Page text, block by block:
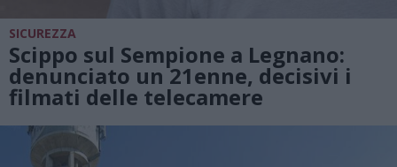
SICUREZZA
Scippo sul Sempione a Legnano:
denunciato un 21enne, decisivi i
filmati delle telecamere